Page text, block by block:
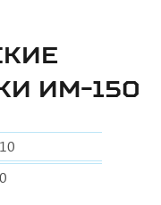
ИМ-150